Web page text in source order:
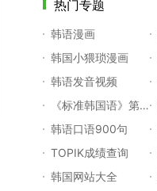
热门专题
韩语漫画
韩国小猥琐漫画
韩语发音视频
《标准韩国语》第一册
韩语口语900句
TOPIK成绩查询
韩国网站大全